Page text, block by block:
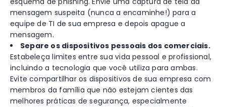
mensagem suspeita (nunca a encaminhe!) para a
equipe de TI de sua empresa e depois apague a
mensagem.
Separe os dispositivos pessoais dos comerciais.
Estabeleça limites entre sua vida pessoal e profissional,
incluindo a tecnologia que você utiliza para ambas.
Evite compartilhar os dispositivos de sua empresa com
membros da família que não estejam cientes das
melhores práticas de segurança, especialmente